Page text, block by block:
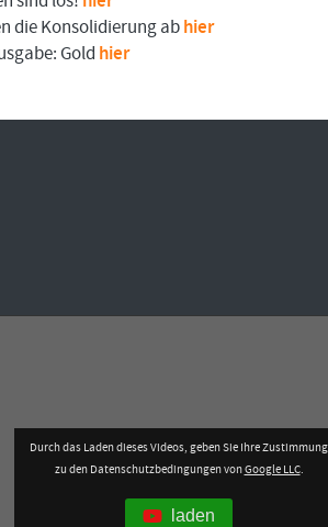
die Konsolidierung abhier
Gold hier
Durch das Laden dieses Videos, geben Sie Ihre Zustimmung
zu den Datenschutzbedingungen vonGoogle LLC.
laden